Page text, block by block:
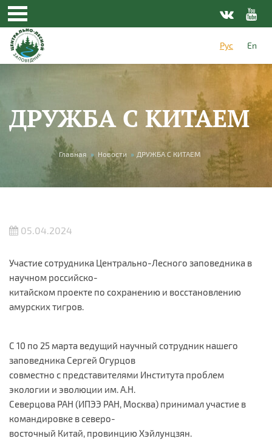
Перейти к основному содержанию
Рус
En
ДРУЖБА С КИТАЕМ
Вы здесь
Главная » Новости » ДРУЖБА С КИТАЕМ
05.04.2024
Участие сотрудника Центрально-Лесного заповедника в
научном российско-
китайском проекте по сохранению и восстановлению
амурских тигров.
С 10 по 25 марта ведущий научный сотрудник нашего
заповедника Сергей Огурцов
совместно с представителями Института проблем
экологии и эволюции им. А.Н.
Северцова РАН (ИПЭЭ РАН, Москва) принимал участие в
командировке в северо-
восточный Китай, провинцию Хэйлунцзян.